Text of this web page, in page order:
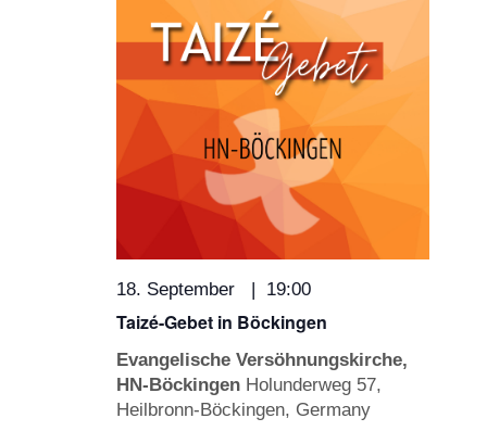
Taizé-Gebet in Böckingen
18. September | 19:00
Evangelische Versöhnungskirche,
HN-Böckingen Holunderweg 57,
Heilbronn-Böckingen, Germany